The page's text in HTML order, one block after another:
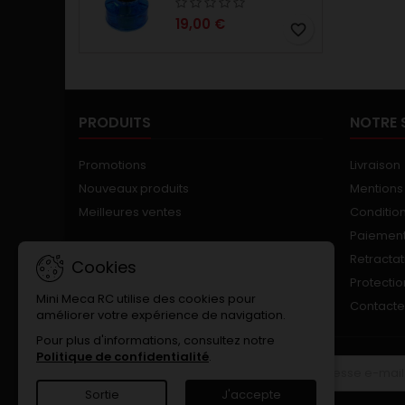
19,00 € favorite_border
PRODUITS
Promotions
Nouveaux produits
Meilleures ventes
NOTRE
Livraison
Cookies
Mini Meca RC utilise des cookies pour
améliorer votre expérience de navigation.
Pour plus d'informations, consultez notre
Politique de confidentialité.
Sortie J'accepte